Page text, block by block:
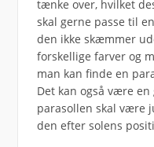
tænke over, hvilket
skal gerne passe til
den ikke skæmmer
forskellige farver og
man kan finde en
Det kan også være
parasollen skal være
den efter solens